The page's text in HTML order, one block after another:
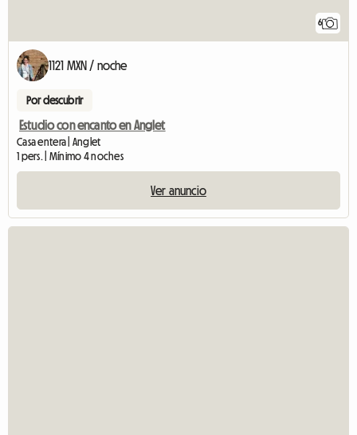
6
1121 MXN / noche
Por descubrir
Estudio con encanto en Anglet
Casa entera | Anglet
1 pers. | Mínimo 4 noches
Ver anuncio